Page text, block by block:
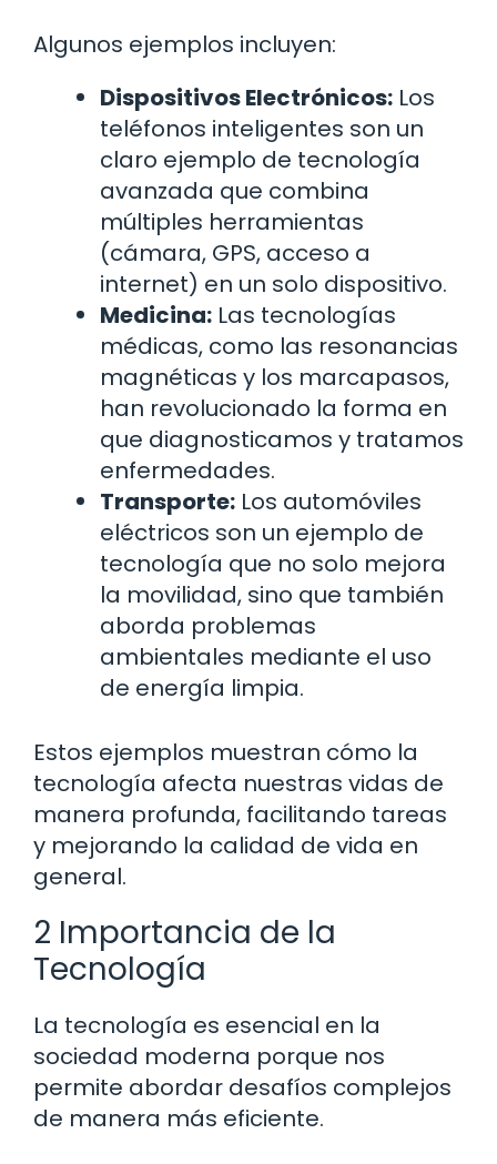
Algunos ejemplos incluyen:
Dispositivos Electrónicos: Los
teléfonos inteligentes son un
claro ejemplo de tecnología
avanzada que combina
múltiples herramientas
(cámara, GPS, acceso a
internet) en un solo dispositivo.
Medicina: Las tecnologías
médicas, como las resonancias
magnéticas y los marcapasos,
han revolucionado la forma en
que diagnosticamos y tratamos
enfermedades.
Transporte: Los automóviles
eléctricos son un ejemplo de
tecnología que no solo mejora
la movilidad, sino que también
aborda problemas
ambientales mediante el uso
de energía limpia.
Estos ejemplos muestran cómo la
tecnología afecta nuestras vidas de
manera profunda, facilitando tareas
y mejorando la calidad de vida en
general.
2 Importancia de la
Tecnología
La tecnología es esencial en la
sociedad moderna porque nos
permite abordar desafíos complejos
de manera más eficiente.